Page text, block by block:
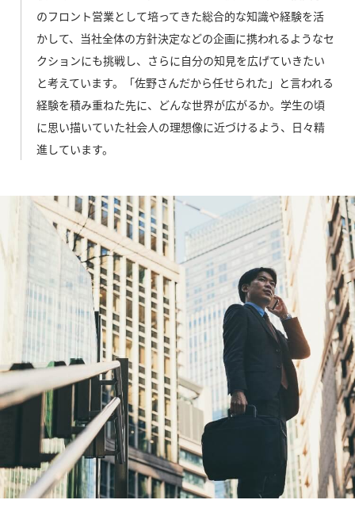
のフロント営業として培ってきた総合的な知識や経験を活
かして、当社全体の方針決定などの企画に携われるようなセ
クションにも挑戦し、さらに自分の知見を広げていきたい
と考えています。「佐野さんだから任せられた」と言われる
経験を積み重ねた先に、どんな世界が広がるか。学生の頃
に思い描いていた社会人の理想像に近づけるよう、日々精
進しています。